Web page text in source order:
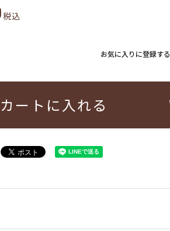
税込
お気に入りに登録する
カートに入れる